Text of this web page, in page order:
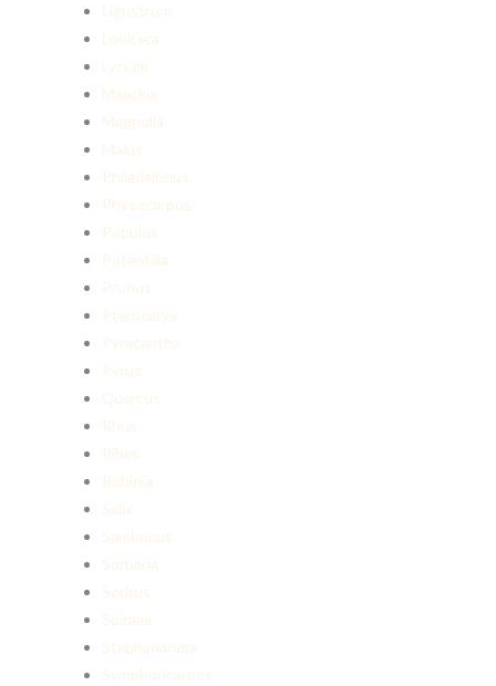
Ligustrum
Lonicera
Lycium
Maackia
Magnolia
Malus
Philadelphus
Physocarpus
Populus
Potentilla
Prunus
Pterocarya
Pyracantha
Pyrus
Quercus
Rhus
Ribes
Robinia
Salix
Sambucus
Sorbaria
Sorbus
Spiraea
Stephanandra
Symphoricarpos